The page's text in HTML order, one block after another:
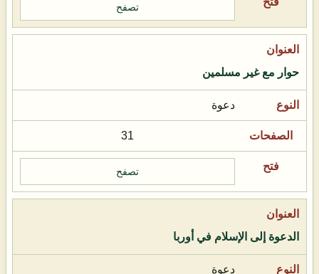
تصفح
حوار مع غير مسلمين
دعوة
31
تصفح
الدعوة إلى الإسلام في أوربا
دعوة